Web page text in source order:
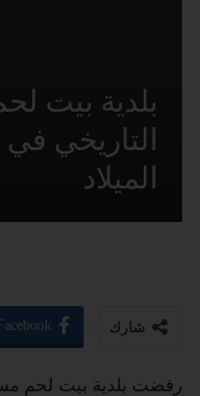
بلدية بيت
التاريخي
الميلاد
شارك Facebook
رفضت بلدية بيت لحم